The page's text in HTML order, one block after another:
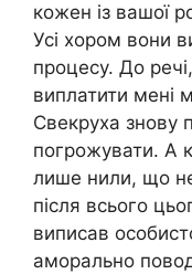
кожен із вашої
Усі хором вони
процесу. До
виплатити мені
Свекруха знову
погрожувати. А
лише нили, що
після всього
виписав
аморально